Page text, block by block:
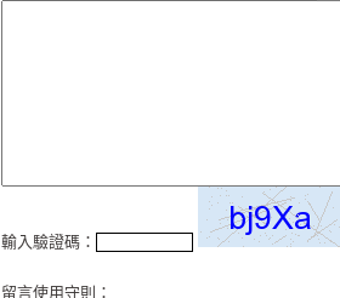
輸入驗證碼：
留言使用守則：